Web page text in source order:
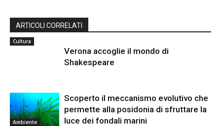
ARTICOLI CORRELATI
Cultura
Verona accoglie il mondo di
Shakespeare
Ambiente
Scoperto il meccanismo evolutivo che
permette alla posidonia di sfruttare la
luce dei fondali marini